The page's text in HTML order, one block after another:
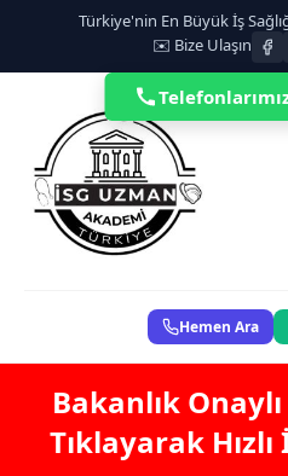
Türkiye'nin En Büyük İş
✉️ Bize Ulaşın
Hemen Ara
Bakanlık
Tıklayarak